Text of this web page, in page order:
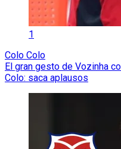
1
Colo Colo
El gran gesto de Vozinha
Colo: saca aplausos